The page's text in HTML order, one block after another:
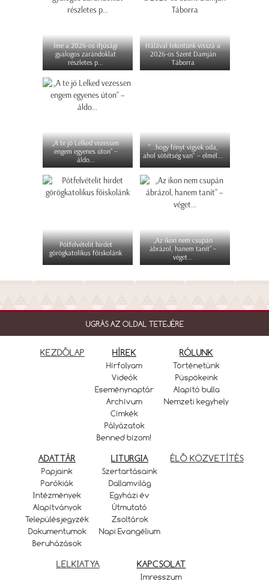
Íme a 2026-os ifjúsági
gyalogos zarándoklat
részletes p...
Hálával tekintünk vissza a
2026-os Szent Damján
Táborra
„A te jó Lelked vezessen
engem egyenes úton” –
áldo...
"...hogy fényt vigyek oda,
ahol sötétség van" – elmél...
Pótfelvételit hirdet
görögkatolikus főiskolánk
„Az ikon nem csupán
ábrázol, hanem tanít” –
véget...
UGRÁS AZ OLDAL TETEJÉRE
KEZDŐLAP HÍREK
Hírfolyam
Videók
Eseménynaptár
Archívum
Címkék
Pályázatok
Benned bízom!
RÓLUNK
Történetünk
Püspökeink
Alapító bulla
Nemzeti kegyhely
ADATTÁR
Papjaink
Parókiák
Intézmények
Alapítványok
Településjegyzék
Dokumentumok
Beruházások
LITURGIA
Szertartásaink
Dallamvilág
Egyházi év
Útmutató
Zsoltárok
Napi Evangélium
ÉLŐ KÖZVETÍTÉS
LELKIATYA KAPCSOLAT
Imresszum